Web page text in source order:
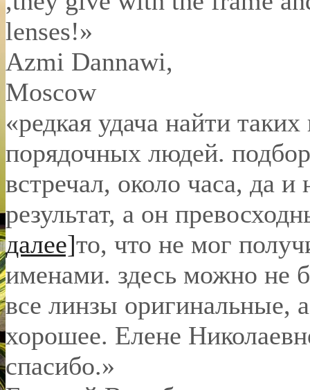
lenses!»
Azmi Dannawi,
Moscow
«редкая удача найти
порядочных людей.
встречал, около часа, да и
результат, а он
далее]то, что не мог
именами. здесь можно не
все линзы оригинальные,
хорошее. Елене
спасибо.»